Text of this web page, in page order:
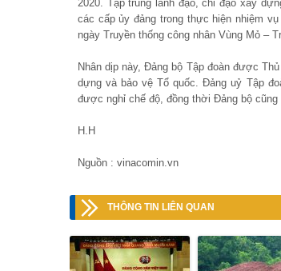
2020. Tập trung lãnh đạo, chỉ đạo xây
các cấp ủy đảng trong thực hiện nhiệm
ngày Truyền thống công nhân Vùng Mỏ –
Nhân dịp này, Đảng bộ Tập đoàn được
dựng và bảo vệ Tổ quốc. Đảng uỷ Tập
được nghỉ chế độ, đồng thời Đảng bộ
H.H
Nguồn : vinacomin.vn
THÔNG TIN LIÊN QUAN